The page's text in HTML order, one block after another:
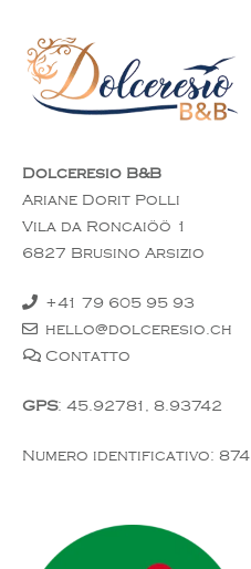
Dolceresio B&B
Ariane Dorit Polli
Vila da Roncaiöö 1
6827 Brusino Arsizio
+41 79 605 95 93
hello@dolceresio.ch
Contatto
GPS: 45.92781, 8.93742
Numero identificativo: 874